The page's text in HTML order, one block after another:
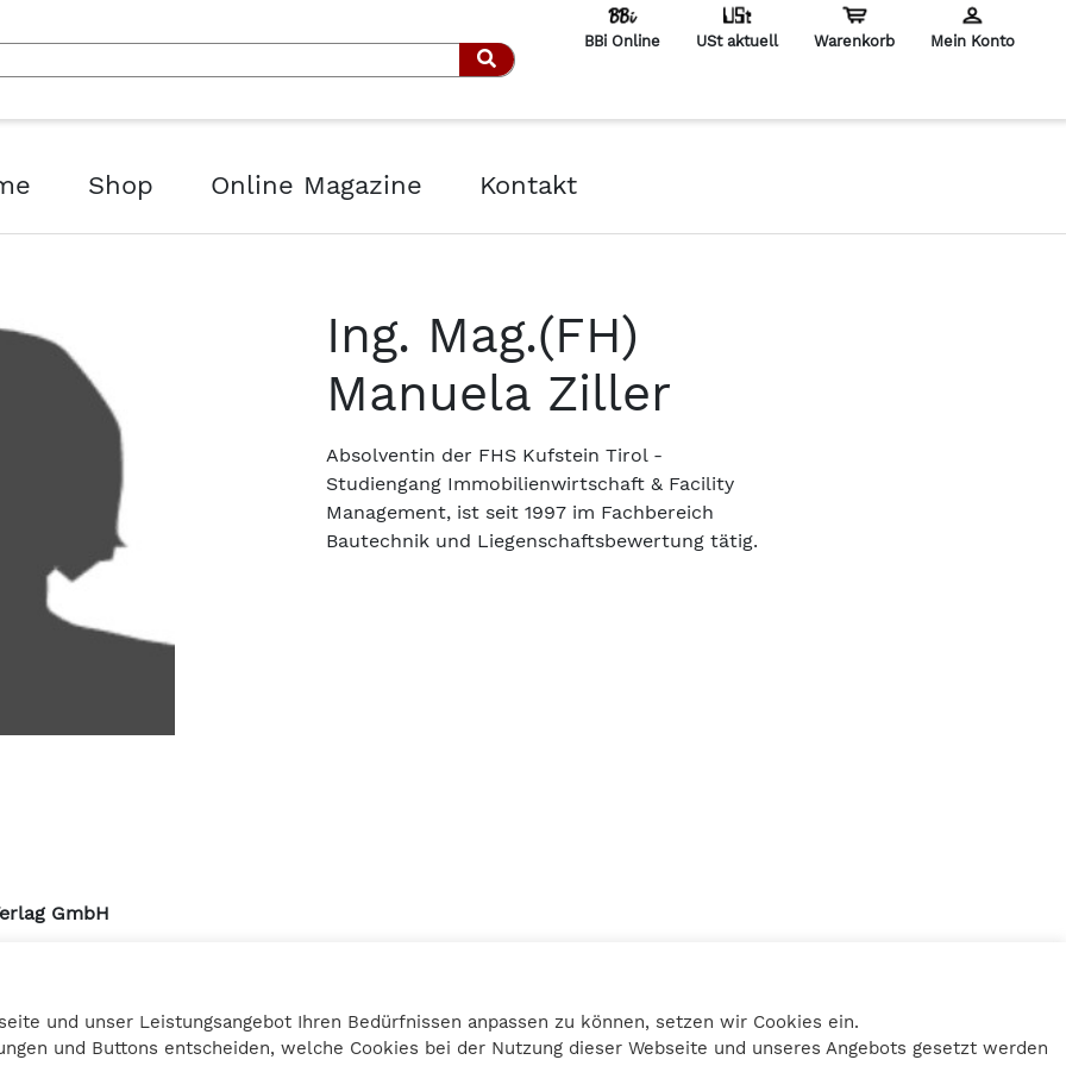
Suchen
BBi Online USt aktuell Warenkorb Mein Konto
Shop Online Magazine Kontakt
Ing. Mag.(FH)
Manuela Ziller
Absolventin der FHS Kufstein Tirol -
Studiengang Immobilienwirtschaft & Facility
Management, ist seit 1997 im Fachbereich
Bautechnik und Liegenschaftsbewertung tätig.
GmbH
25 12
Datenschutz
Kontakt
und unser Leistungsangebot Ihren Bedürfnissen anpassen zu können, setzen wir Cookies ein.
und Buttons entscheiden, welche Cookies bei der Nutzung dieser Webseite und unseres Angebots gesetzt werden